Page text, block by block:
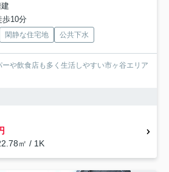
歩10分
閑静な住宅地 公共下水
や飲食店も多く生活しやすい市ヶ谷エリア
㎡ / 1K